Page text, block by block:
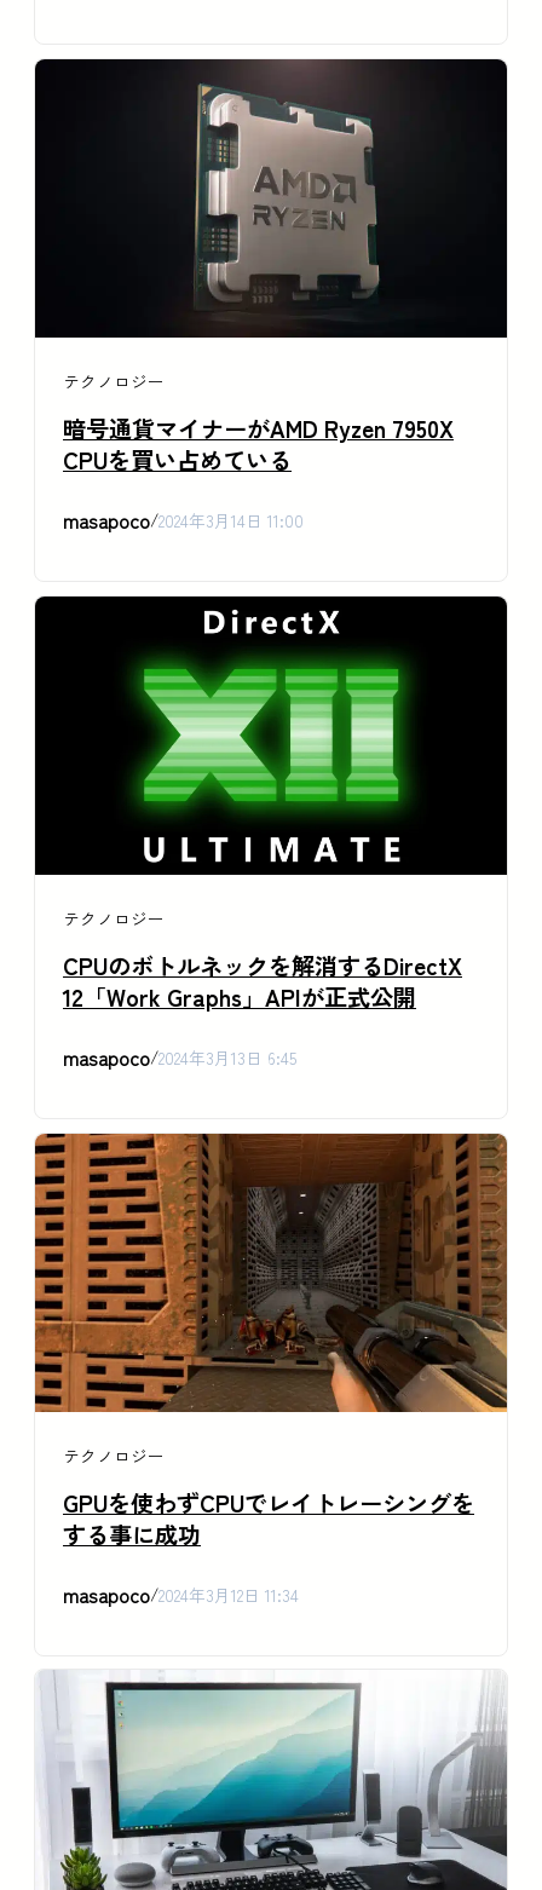
テクノロジー
暗号通貨マイナーがAMD Ryzen 7950X
CPUを買い占めている
masapoco/2024年3月14日 11:00
テクノロジー
CPUのボトルネックを解消するDirectX
12「Work Graphs」APIが正式公開
masapoco/2024年3月13日 6:45
テクノロジー
GPUを使わずCPUでレイトレーシングを
する事に成功
masapoco/2024年3月12日 11:34